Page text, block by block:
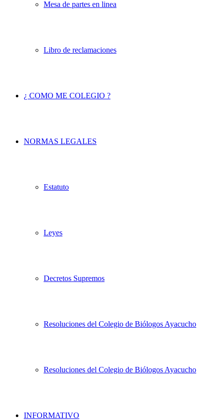
Mesa de partes en linea
Libro de reclamaciones
¿ COMO ME COLEGIO ?
NORMAS LEGALES
Estatuto
Leyes
Decretos Supremos
Resoluciones del Colegio de Biólogos Ayacucho
Resoluciones del Colegio de Biólogos Ayacucho
INFORMATIVO